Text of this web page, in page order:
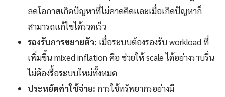
ลดโอกาสเกิดปัญหาที่ไม่คาดคิดและเมื่อเกิดปัญหาก็
สามารถแก้ไขได้รวดเร็ว
รองรับการขยายตัว: เมื่อระบบต้องรองรับ workload ที่
เพิ่มขึ้น mixed inflation คือ ช่วยให้ scale ได้อย่างราบรื่น
ไม่ต้องรื้อระบบใหม่ทั้งหมด
ประหยัดค่าใช้จ่าย: การใช้ทรัพยากรอย่างมี